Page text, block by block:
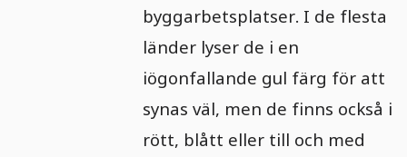
byggarbetsplatser. I de flesta
länder lyser de i en
iögonfallande gul färg för att
synas väl, men de finns också i
rött, blått eller till och med